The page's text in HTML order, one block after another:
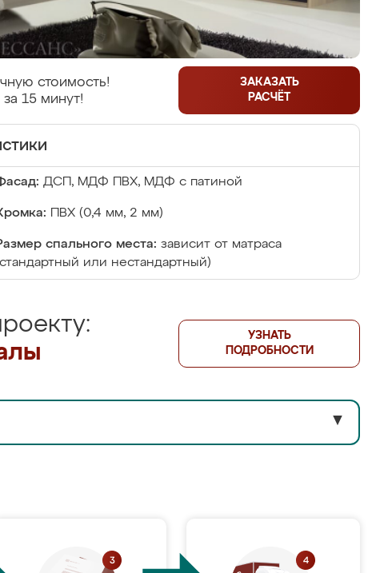
стоимость!
15 минут!
ЗАКАЗАТЬ
РАСЧЁТ
ДСП, МДФ ПВХ, МДФ с патиной
ПВХ (0,4 мм, 2 мм)
спального места: зависит от матраса
или нестандартный)
УЗНАТЬ
ПОДРОБНОСТИ
▼